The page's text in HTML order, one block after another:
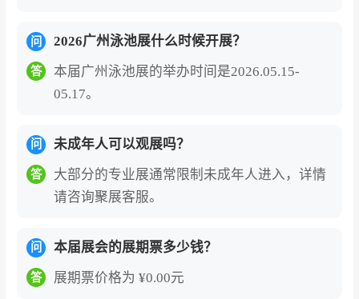
德维普化工有限公司等。2027年展会预计汇聚
500余家参展企业，如需获取完整展商名录
（含展位号、联系方式），可通过展会官网或
广州亚洲泳池SPA展览会（Asia Pool & Sp
a Expo）的参展价值
全球泳池SPA行业规模最大、国际化程度最高的
Pool & Spa Expo）由鸿威国际会展集团联合广东
省沐浴休闲协会、广东省民宿行业协会主办，自
创办以来已成功举办二十一届。在全球健康消费
问 2026广州泳池展什么时候开展？
答
本届广州泳池展的举办时间是2026.05.15-
05.17。
问 未成年人可以观展吗？
答
大部分的专业展通常限制未成年人进入，详情
请咨询聚展客服。
问 本届展会的展期票多少钱？
答 展期票价格为 ¥0.00元